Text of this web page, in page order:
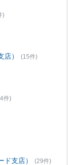
)
） (15件)
件)
支店） (29件)